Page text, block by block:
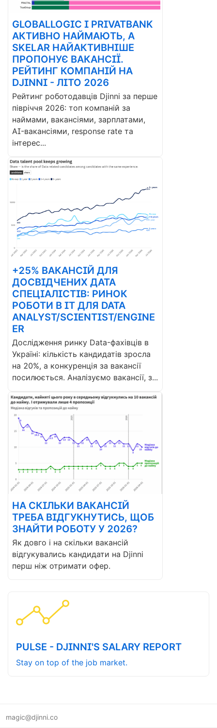
GLOBALLOGIC І PRIVATBANK
АКТИВНО НАЙМАЮТЬ, А
SKELAR НАЙАКТИВНІШЕ
ПРОПОНУЄ ВАКАНСІЇ.
РЕЙТИНГ КОМПАНІЙ НА
DJINNI - ЛІТО 2026
Рейтинг роботодавців Djinni за перше
півріччя 2026: топ компаній за
наймами, вакансіями, зарплатами,
AI-вакансіями, response rate та
інтерес...
+25% ВАКАНСІЙ ДЛЯ
ДОСВІДЧЕНИХ ДАТА
СПЕЦІАЛІСТІВ: РИНОК
РОБОТИ В ІТ ДЛЯ DATA
ANALYST/SCIENTIST/ENGINE
ER
Дослідження ринку Data-фахівців в
Україні: кількість кандидатів зросла
на 20%, а конкуренція за вакансії
посилюється. Аналізуємо вакансії, з...
НА СКІЛЬКИ ВАКАНСІЙ
ТРЕБА ВІДГУКНУТИСЬ, ЩОБ
ЗНАЙТИ РОБОТУ У 2026?
Як довго і на скільки вакансій
відгукувались кандидати на Djinni
перш ніж отримати офер.
PULSE - DJINNI'S SALARY REPORT
Stay on top of the job market.
magic@djinni.co